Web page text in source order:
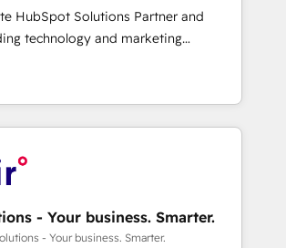
ready reporting ⚖️ Legal: client
and document workflows 🛒 E-
🏢 Real Estate: deal pipelines;
management 🏭
CASL-compliant; GDPR-ready
required 💡 Why 500+
HubSpot Solutions Partner and
technology and marketing
focus is on enterprise and mid-
globally that want a strategic
their goals through creative
our solutions; Technical HubSpot
+ Integrations. Mole Street’s
is achieved through creating
derived from a well-defined
Elixir Solutions - Your business. Smarter.
- Your business. Smarter.